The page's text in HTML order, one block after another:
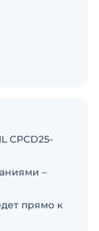
CPCD25-
–
прямо к